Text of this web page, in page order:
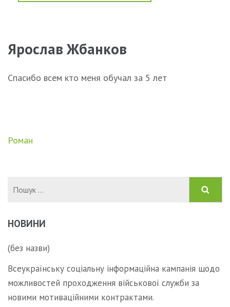
Ярослав Жбанков
Спасибо всем кто меня обучал за 5 лет
Навігація
Роман
НОВИНИ
(без назви)
Всеукраїнську соціальну інформаційна кампанія щодо
можливостей проходження військової служби за
новими мотиваційними контрактами.